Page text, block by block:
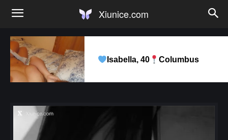
Xiunice.com
Isabella, 40 Columbus